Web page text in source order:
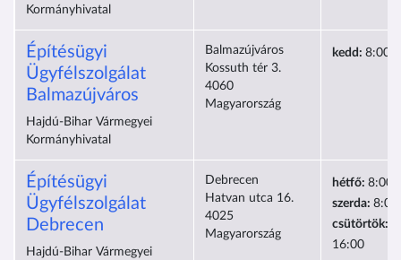
Kormányhivatal
Építésügyi
Ügyfélszolgálat
Balmazújváros
Hajdú-Bihar Vármegyei
Kormányhivatal
Balmazújváros
Kossuth tér 3.
4060
Magyarország
kedd: 8:00-
Építésügyi
Ügyfélszolgálat
Debrecen
Hajdú-Bihar Vármegyei
Debrecen
Hatvan utca 16.
4025
Magyarország
hétfő: 8:00-
szerda:
csütörtök:
16:00